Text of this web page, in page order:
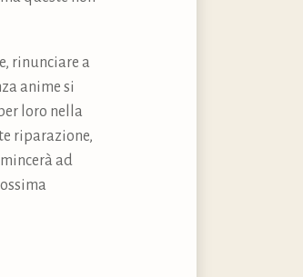
rinunciare a
anime si
loro nella
riparazione,
ad